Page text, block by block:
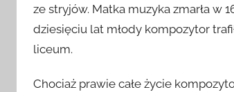
ze stryjów. Matka muzyka zmarła w
dziesięciu lat młody kompozytor
liceum.
Chociaż prawie całe życie